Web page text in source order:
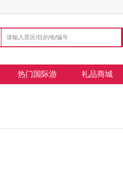
热门国际游 礼品商城